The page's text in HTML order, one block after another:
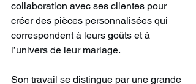
collaboration avec ses clientes pour
créer des pièces personnalisées qui
correspondent à leurs goûts et à
l’univers de leur mariage.
Son travail se distingue par une grande